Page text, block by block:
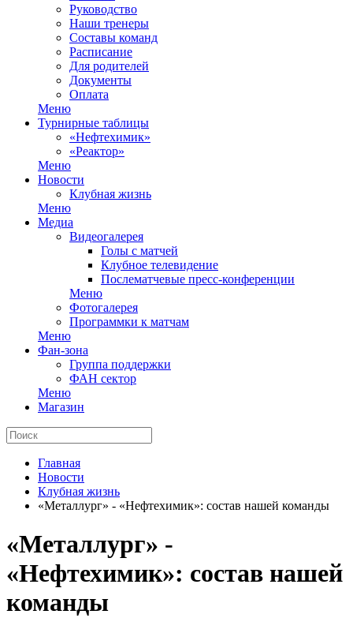
Руководство
Наши тренеры
Составы команд
Расписание
Для родителей
Документы
Оплата
Меню
Турнирные таблицы
«Нефтехимик»
«Реактор»
Меню
Новости
Клубная жизнь
Меню
Медиа
Видеогалерея
Голы с матчей
Клубное телевидение
Послематчевые пресс-конференции
Меню
Фотогалерея
Программки к матчам
Меню
Фан-зона
Группа поддержки
ФАН сектор
Меню
Магазин
Главная
Новости
Клубная жизнь
«Металлург» - «Нефтехимик»: состав нашей команды
«Металлург» -
«Нефтехимик»: состав нашей
команды